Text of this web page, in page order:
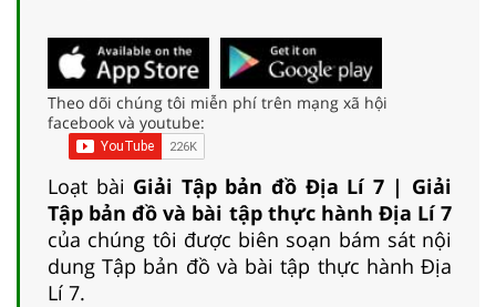
Theo dõi chúng tôi miễn phí trên mạng xã hội
facebook và youtube:
Loạt bài Giải Tập bản đồ Địa Lí 7 | Giải
Tập bản đồ và bài tập thực hành Địa Lí 7
của chúng tôi được biên soạn bám sát nội
dung Tập bản đồ và bài tập thực hành Địa
Lí 7.